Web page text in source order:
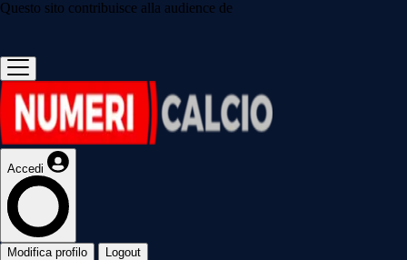
Questo sito contribuisce alla audience de
Accedi
Modifica profilo Logout